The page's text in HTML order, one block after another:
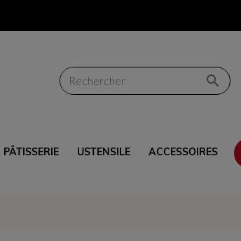

PÂTISSERIE USTENSILE ACCESSOIRES